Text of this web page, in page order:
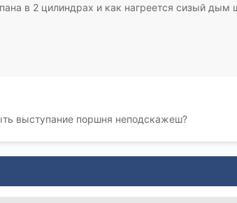
в 2 цилиндрах и как нагреется сизый дым
выступание поршня неподскажеш?